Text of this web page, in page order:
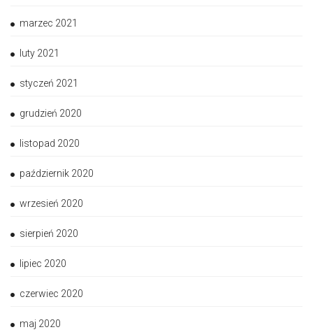
marzec 2021
luty 2021
styczeń 2021
grudzień 2020
listopad 2020
październik 2020
wrzesień 2020
sierpień 2020
lipiec 2020
czerwiec 2020
maj 2020